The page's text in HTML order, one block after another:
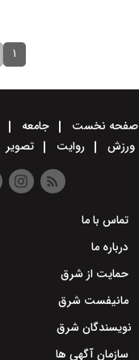
۱
صفحه نخست جامعه
ورزش
روایت تصویر
تماس با ما
درباره ما
حمایت از شرق
مانیفست شرق
نویسندگان شرق
سازمان آگهی ها